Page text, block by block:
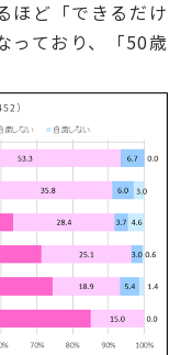
ほど「できるだけ
っており、「50歳